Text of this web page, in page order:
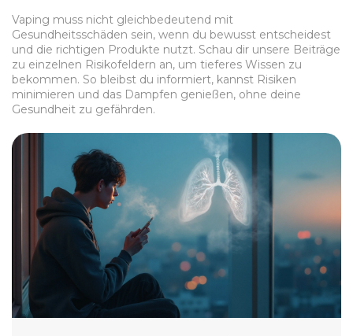
Vaping muss nicht gleichbedeutend mit
Gesundheitsschäden sein, wenn du bewusst entscheidest
und die richtigen Produkte nutzt. Schau dir unsere Beiträge
zu einzelnen Risikofeldern an, um tieferes Wissen zu
bekommen. So bleibst du informiert, kannst Risiken
minimieren und das Dampfen genießen, ohne deine
Gesundheit zu gefährden.